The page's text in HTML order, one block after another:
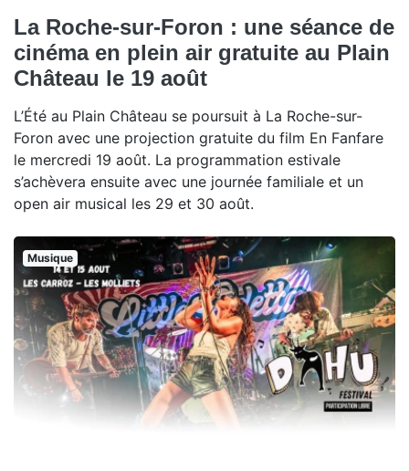
La Roche-sur-Foron : une séance de
cinéma en plein air gratuite au Plain
Château le 19 août
L’Été au Plain Château se poursuit à La Roche-sur-
Foron avec une projection gratuite du film En Fanfare
le mercredi 19 août. La programmation estivale
s’achèvera ensuite avec une journée familiale et un
open air musical les 29 et 30 août.
Musique